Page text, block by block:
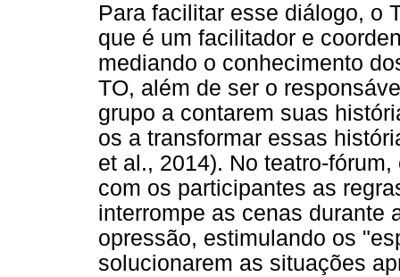
Para facilitar esse diálogo, o
que é um facilitador e
mediando o conhecimento
TO, além de ser o
grupo a contarem suas
os a transformar essas
et al., 2014). No teatro-
com os participantes as
interrompe as cenas durante
opressão, estimulando os
solucionarem as situações